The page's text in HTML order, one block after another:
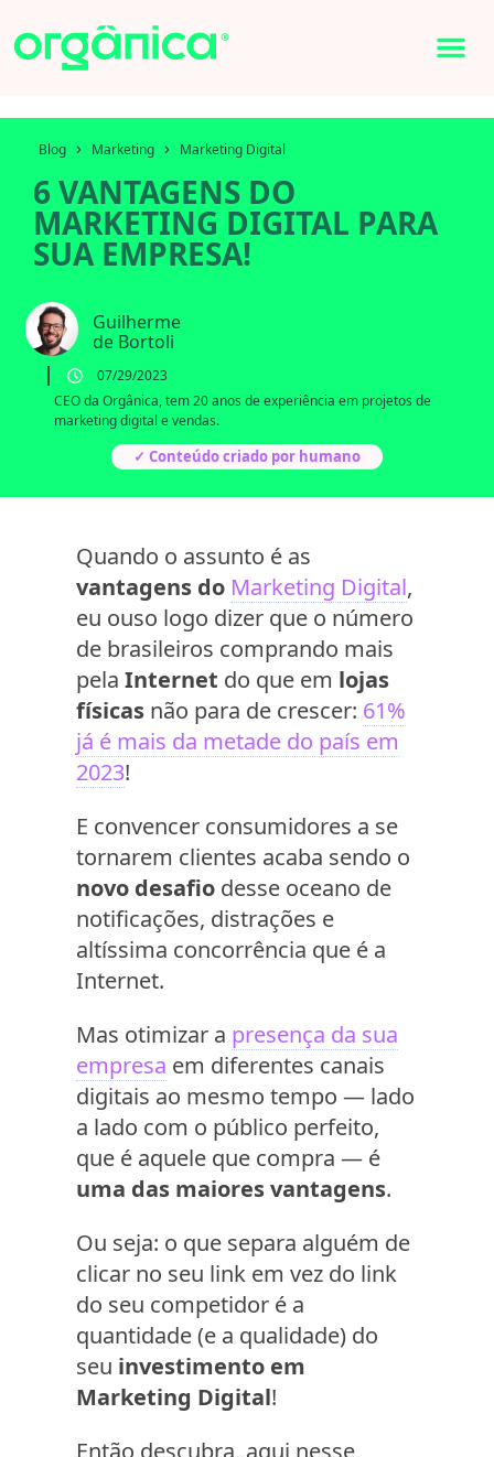
Blog › Marketing › Marketing Digital
6 VANTAGENS DO
MARKETING DIGITAL PARA
SUA EMPRESA!
Guilherme
de Bortoli
07/29/2023
CEO da Orgânica, tem 20 anos de experiência em projetos de
marketing digital e vendas.
✓ Conteúdo criado por humano
Quando o assunto é as
vantagens do Marketing Digital,
eu ouso logo dizer que o número
de brasileiros comprando mais
pela Internet do que em lojas
físicas não para de crescer: 61%
já é mais da metade do país em
2023!
E convencer consumidores a se
tornarem clientes acaba sendo o
novo desafio desse oceano de
notificações, distrações e
altíssima concorrência que é a
Internet.
Mas otimizar a presença da sua
empresa em diferentes canais
digitais ao mesmo tempo — lado
a lado com o público perfeito,
que é aquele que compra — é
uma das maiores vantagens.
Ou seja: o que separa alguém de
clicar no seu link em vez do link
do seu competidor é a
quantidade (e a qualidade) do
seu investimento em
Marketing Digital!
Então descubra, aqui nesse